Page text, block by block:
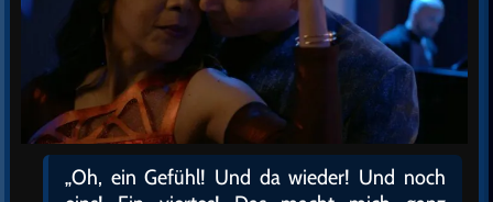
„Oh, ein Gefühl! Und da wieder! Und noch